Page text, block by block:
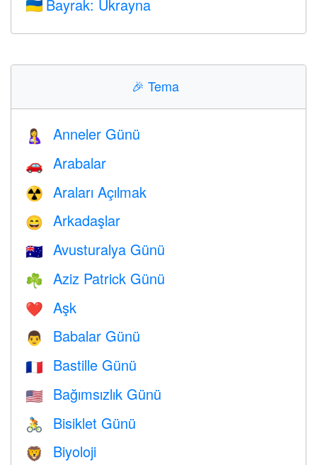
🇺🇦 Bayrak: Ukrayna
🎉 Tema
🤱 Anneler Günü
🚗 Arabalar
☢️ Araları Açılmak
😄 Arkadaşlar
🇦🇺 Avusturalya Günü
☘️ Aziz Patrick Günü
❤️️ Aşk
👨 Babalar Günü
🇫🇷 Bastille Günü
🇺🇸 Bağımsızlık Günü
🚴 Bisiklet Günü
🦁 Biyoloji